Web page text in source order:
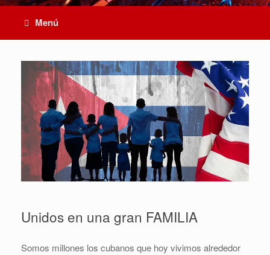
Menú
Unidos en una gran FAMILIA
Somos millones los cubanos que hoy vivimos alrededor